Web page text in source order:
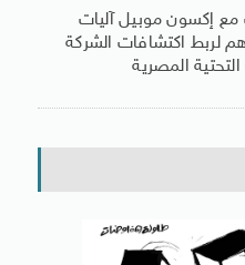
مع إكسون موبيل آليات
لربط اكتشافات الشركة
المصرية